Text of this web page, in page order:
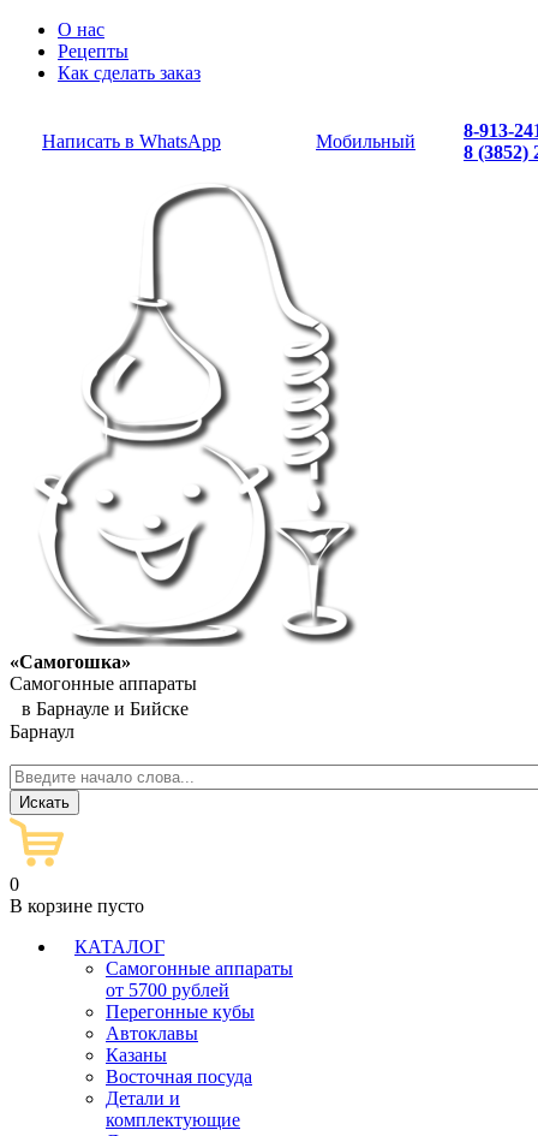
О нас
Рецепты
Как сделать заказ
Написать в WhatsApp Мобильный
8-913-
8 (3852)
«Самогошка»
Самогонные аппараты
в Барнауле и Бийске
Барнаул
0
В корзине пусто
КАТАЛОГ
Самогонные аппараты
от 5700 рублей
Перегонные кубы
Автоклавы
Казаны
Восточная посуда
Детали и
комплектующие